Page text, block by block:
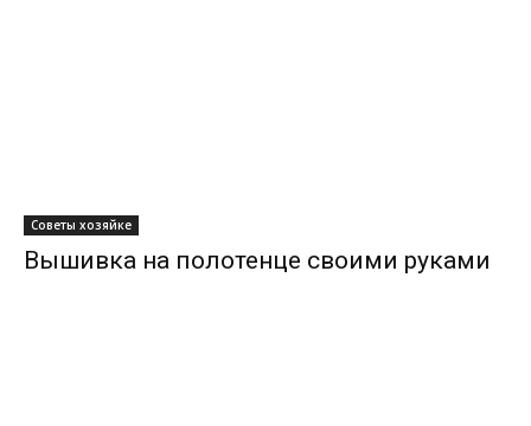
Советы хозяйке
Вышивка на полотенце своими руками